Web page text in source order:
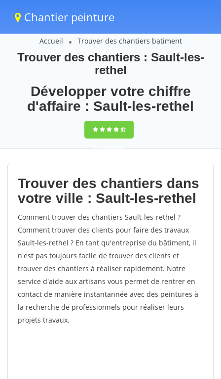
Chantier peinture
Accueil Trouver des chantiers batiment
Trouver des chantiers : Sault-les-
rethel
Développer votre chiffre
d'affaire : Sault-les-rethel
9,5(100%)67
votes
Trouver des chantiers dans
votre ville : Sault-les-rethel
Comment trouver des chantiers Sault-les-rethel ?
Comment trouver des clients pour faire des travaux
Sault-les-rethel ? En tant qu'entreprise du bâtiment, il
n'est pas toujours facile de trouver des clients et
trouver des chantiers à réaliser rapidement. Notre
service d'aide aux artisans vous permet de rentrer en
contact de manière instantannée avec des peintures à
la recherche de professionnels pour réaliser leurs
projets travaux.